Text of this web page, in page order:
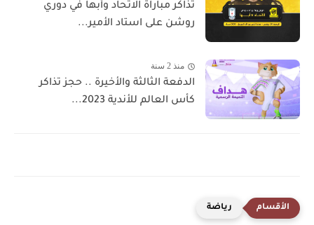
تذاكر مباراة الاتحاد وأبها في دوري
روشن على استاد الأمير...
منذ 2 سنة
الدفعة الثالثة والأخيرة .. حجز تذاكر
كأس العالم للأندية 2023...
رياضة